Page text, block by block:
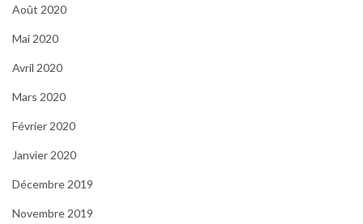
Août 2020
Mai 2020
Avril 2020
Mars 2020
Février 2020
Janvier 2020
Décembre 2019
Novembre 2019